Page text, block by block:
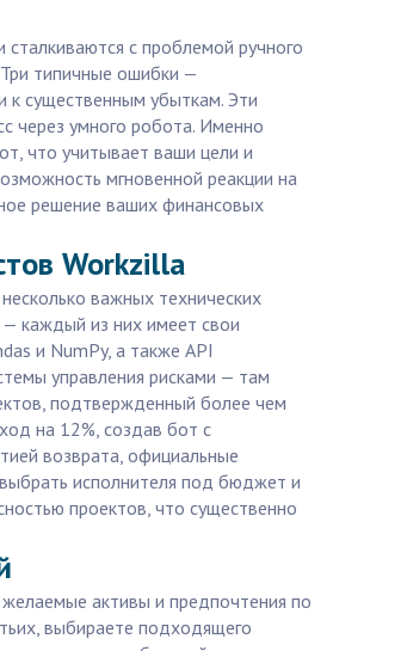
с проблемой ручного
типичные ошибки —
к существенным убыткам. Эти
через умного робота. Именно
что учитывает ваши цели и
мгновенной реакции на
решение ваших финансовых
Workzilla
важных технических
каждый из них имеет свои
и NumPy, а также API
управления рисками — там
подтвержденный более чем
на 12%, создав бот с
возврата, официальные
исполнителя под бюджет и
проектов, что существенно
активы и предпочтения по
выбираете подходящего